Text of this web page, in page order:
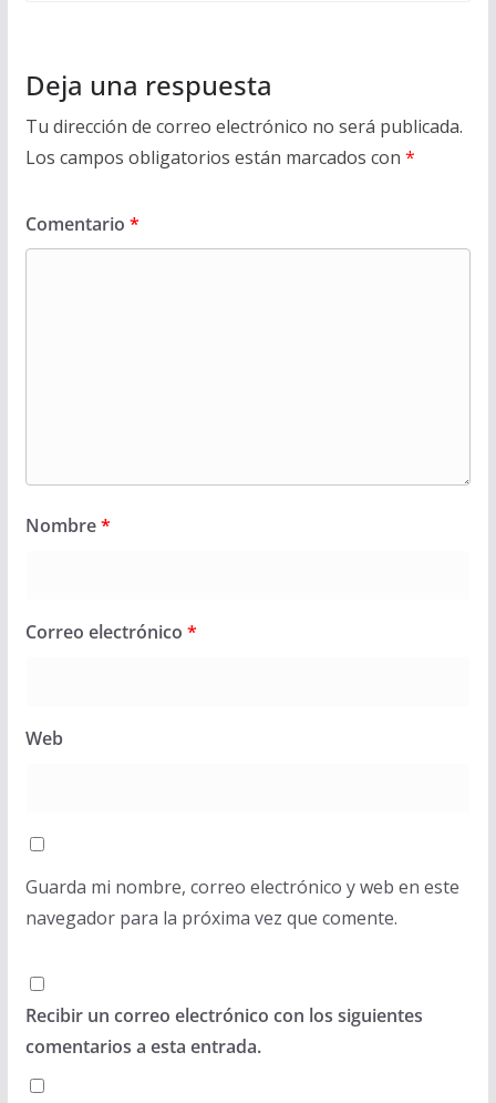
Deja una respuesta
Tu dirección de correo electrónico no será publicada.
Los campos obligatorios están marcados con *
Comentario *
Nombre*
Correo electrónico *
Web
Guarda mi nombre, correo electrónico y web en este
navegador para la próxima vez que comente.
Recibir un correo electrónico con los siguientes
comentarios a esta entrada.